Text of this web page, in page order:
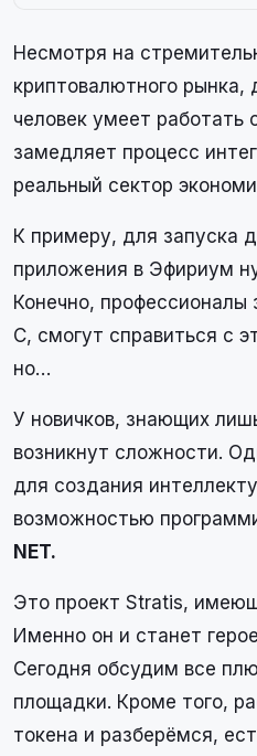
Несмотря на
криптовалютного
человек умеет работать
замедляет процесс
реальный сектор
К примеру, для запуска
приложения в Эфириум
Конечно, профессионалы
C, смогут справиться с
но…
У новичков, знающих
возникнут сложности.
для создания
возможностью
NET.
Это проект Stratis,
Именно он и станет
Сегодня обсудим все
площадки. Кроме того,
токена и разберёмся,